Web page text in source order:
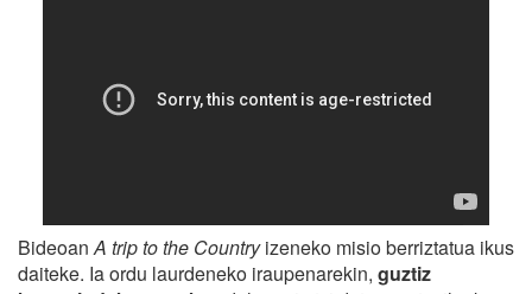
BideoanA trip to the Countryizeneko misio berriztatua ikus
daiteke. Ia ordu laurdeneko iraupenarekin, guztiz